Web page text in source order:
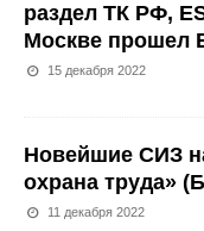
раздел ТК РФ,
Москве прошел
15 декабря 2022
Новейшие СИЗ
охрана труда»
11 декабря 2022